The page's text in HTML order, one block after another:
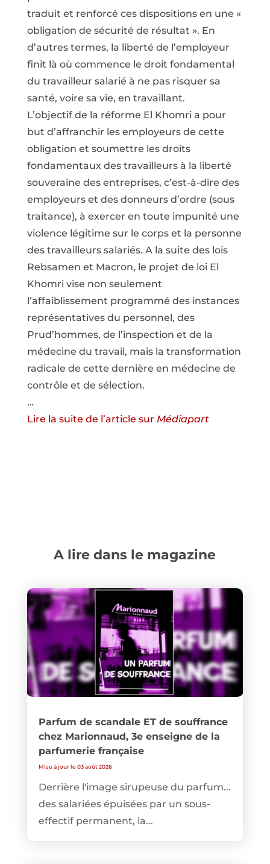
traduit et renforcé ces dispositions en une «
obligation de sécurité de résultat ». En
d’autres termes, la liberté de l’employeur
finit là où commence le droit fondamental
du travailleur salarié à ne pas risquer sa
santé, voire sa vie, en travaillant.
L’objectif de la réforme El Khomri a pour
but d’affranchir les employeurs de cette
obligation et soumettre les droits
fondamentaux des travailleurs à la liberté
souveraine des entreprises, c’est-à-dire des
employeurs et des donneurs d’ordre (sous
traitance), à exercer en toute impunité une
violence légitime sur le corps et la personne
des travailleurs salariés. A la suite des lois
Rebsamen et Macron, le projet de loi El
Khomri vise non seulement
l’affaiblissement programmé des instances
représentatives du personnel, des
Prud’hommes, de l’inspection et de la
médecine du travail, mais la transformation
radicale de cette dernière en médecine de
contrôle et de sélection.
…
Lire la suite de l’article sur Médiapart
A lire dans le magazine
Parfum de scandale ET de souffrance
chez Marionnaud, 3e enseigne de la
parfumerie française
Mise à jour le 03 août 2026
Derrière l'image sirupeuse du parfum...
des salariées épuisées par un sous-
effectif permanent, la...